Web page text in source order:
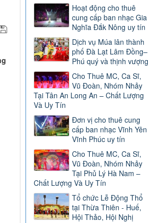
Hoạt động cho thuê
cung cấp ban nhạc Gia
Nghĩa Đắk Nông uy tín
Dịch vụ Múa lân thành
phố Đà Lạt Lâm Đồng–
Phú quý và thịnh vượng
Cho Thuê MC, Ca Sĩ,
Vũ Đoàn, Nhóm Nhảy
Tại Tân An Long An – Chất Lượng
Và Uy Tín
Đơn vị cho thuê cung
cấp ban nhạc Vĩnh Yên
Vĩnh Phúc uy tín
Cho Thuê MC, Ca Sĩ,
Vũ Đoàn, Nhóm Nhảy
Tại Phủ Lý Hà Nam –
Chất Lượng Và Uy Tín
Tổ chức Lễ Động Thổ
tại Thừa Thiên - Huế,
Hội Thảo, Hội Nghị